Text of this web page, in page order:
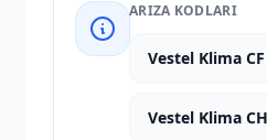
ARIZA KODLARI
Vestel Klima
Vestel Klima